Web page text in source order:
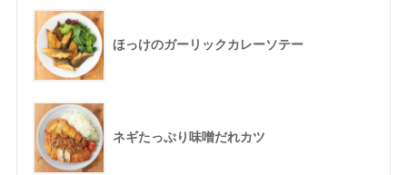
ほっけのガーリックカレーソテー
ネギたっぷり味噌だれカツ